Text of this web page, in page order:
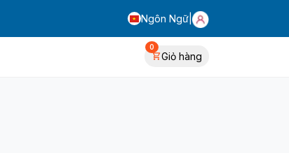
Ngôn Ngữ
Giỏ hàng
0